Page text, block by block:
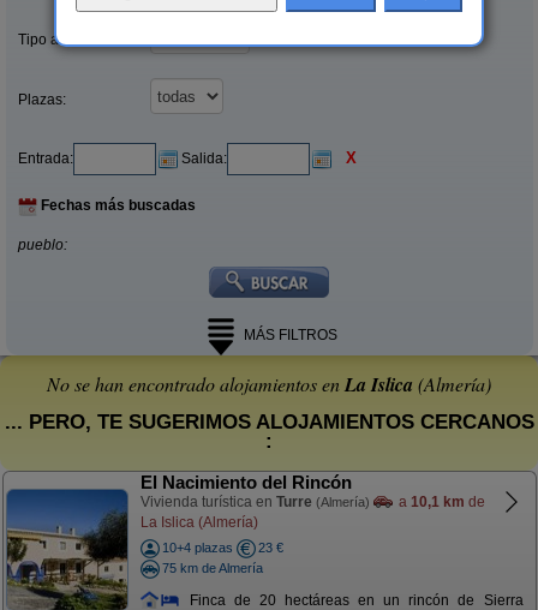
Tipo alquiler:
Plazas:
Entrada: Salida: X
Fechas más buscadas
pueblo:
MÁS FILTROS
No se han encontrado alojamientos enLa Islica (Almería)
... PERO, TE SUGERIMOS ALOJAMIENTOS CERCANOS
:
El Nacimiento del Rincón
Vivienda turística en Turre (Almería) a 10,1 km de
La Islica (Almería)
10+4 plazas
23 €
75 km de Almería
Finca de 20 hectáreas en un rincón de Sierra